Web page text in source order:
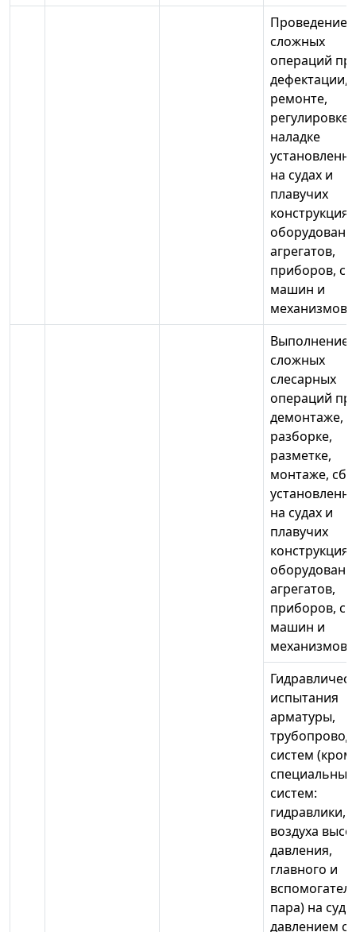
Проведение
сложных
операций
дефектации,
ремонте,
регулировке,
наладке
на судах и
плавучих
конструкциях
агрегатов,
приборов,
машин и
механизмов
Выполнение
сложных
слесарных
операций
демонтаже,
разборке,
разметке,
монтаже,
на судах и
плавучих
конструкциях
агрегатов,
приборов,
машин и
механизмов
испытания
арматуры,
систем
специальных
систем:
гидравлики,
воздуха
давления,
главного и
пара) на
давлением